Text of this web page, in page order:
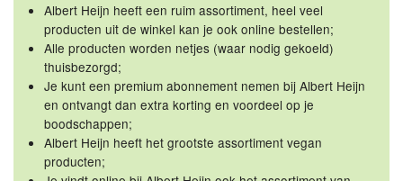
Albert Heijn heeft een ruim assortiment, heel veel
producten uit de winkel kan je ook online bestellen;
Alle producten worden netjes (waar nodig gekoeld)
thuisbezorgd;
Je kunt een premium abonnement nemen bij Albert Heijn
en ontvangt dan extra korting en voordeel op je
boodschappen;
Albert Heijn heeft het grootste assortiment vegan
producten;